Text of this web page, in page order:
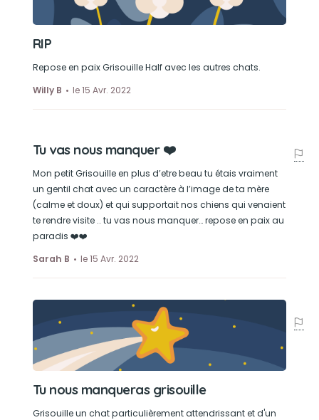
RIP
Repose en paix Grisouille Half avec les autres chats.
Willy B
le 15 Avr. 2022
Tu vas nous manquer ❤️
Mon petit Grisouille en plus d’etre beau tu étais vraiment
un gentil chat avec un caractère à l’image de ta mère
(calme et doux) et qui supportait nos chiens qui venaient
te rendre visite .. tu vas nous manquer… repose en paix au
paradis ❤️❤️
Sarah B
le 15 Avr. 2022
Tu nous manqueras grisouille
Grisouille un chat particulièrement attendrissant et d'un